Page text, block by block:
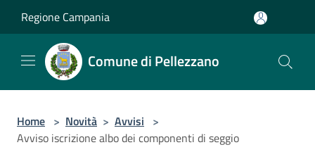
Regione Campania
Comune di Pellezzano
Home > Novità > Avvisi >
Avviso iscrizione albo dei componenti di seggio